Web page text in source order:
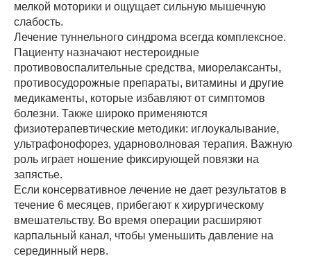
мелкой моторики и ощущает сильную мышечную
слабость.
Лечение туннельного синдрома всегда комплексное.
Пациенту назначают нестероидные
противовоспалительные средства, миорелаксанты,
противосудорожные препараты, витамины и другие
медикаменты, которые избавляют от симптомов
болезни. Также широко применяются
физиотерапевтические методики: иглоукалывание,
ультрафонофорез, ударноволновая терапия. Важную
роль играет ношение фиксирующей повязки на
запястье.
Если консервативное лечение не дает результатов в
течение 6 месяцев, прибегают к хирургическому
вмешательству. Во время операции расширяют
карпальный канал, чтобы уменьшить давление на
серединный нерв.